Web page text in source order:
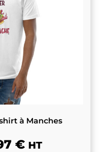
à Manches
€ HT